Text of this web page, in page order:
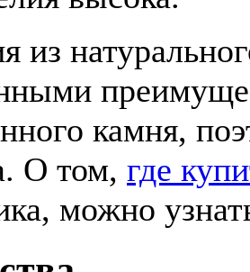
из
камня,
О том, где
можно